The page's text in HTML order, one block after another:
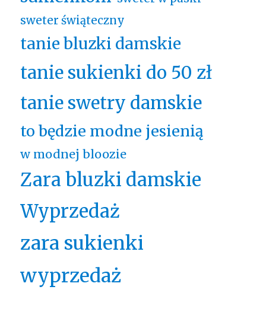
sweter świąteczny
tanie bluzki damskie
tanie sukienki do 50 zł
tanie swetry damskie
to będzie modne jesienią
w modnej bloozie
Zara bluzki damskie
Wyprzedaż
zara sukienki
wyprzedaż